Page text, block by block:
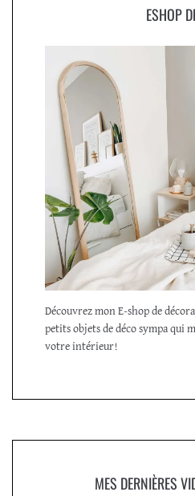
ESHOP
Découvrez mon E-shop de
petits objets de déco sympa qui
votre intérieur!
MES DERNIÈRES